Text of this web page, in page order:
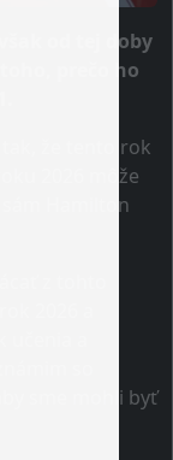
od tej doby
prečo ho
že tento rok
2026 môže
Hamilton
z tohto
2026 a
a
so
sme mohli byť